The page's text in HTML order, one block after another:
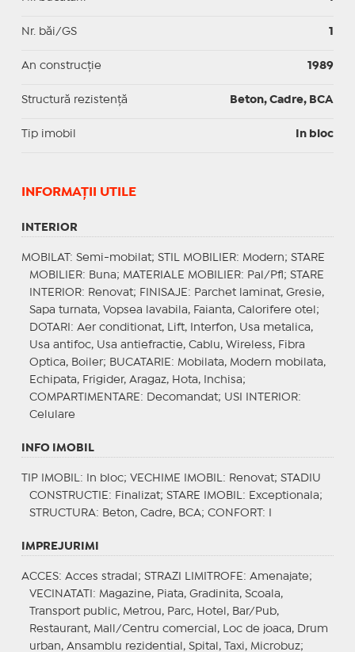
Nr. băi/GS 1
An construcție 1989
Structură rezistență Beton, Cadre, BCA
Tip imobil In bloc
INFORMAŢII UTILE
INTERIOR
MOBILAT : Semi-mobilat; STIL MOBILIER: Modern; STARE
MOBILIER: Buna; MATERIALE MOBILIER: Pal/Pfl; STARE
INTERIOR: Renovat; FINISAJE : Parchet laminat, Gresie,
Sapa turnata, Vopsea lavabila, Faianta, Calorifere otel;
DOTARI : Aer conditionat, Lift, Interfon, Usa metalica,
Usa antifoc, Usa antiefractie, Cablu, Wireless, Fibra
Optica, Boiler; BUCATARIE : Mobilata, Modern mobilata,
Echipata, Frigider, Aragaz, Hota, Inchisa;
COMPARTIMENTARE : Decomandat; USI INTERIOR:
Celulare
INFO IMOBIL
TIP IMOBIL : In bloc; VECHIME IMOBIL : Renovat; STADIU
CONSTRUCTIE : Finalizat; STARE IMOBIL : Exceptionala;
STRUCTURA: Beton, Cadre, BCA; CONFORT : I
IMPREJURIMI
ACCES: Acces stradal; STRAZI LIMITROFE : Amenajate;
VECINATATI : Magazine, Piata, Gradinita, Scoala,
Transport public, Metrou, Parc, Hotel, Bar/Pub,
Restaurant, Mall/Centru comercial, Loc de joaca, Drum
urban, Ansamblu rezidential, Spital, Taxi, Microbuz;